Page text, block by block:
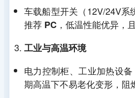
械
度
★★★★
(高强度耐
★★★★
车载船型开关（12V/24V
推荐 PC ，低温性能优异，
工业与高温环境
电力控制柜、工业加热设
期高温下不易老化变形，阻